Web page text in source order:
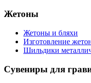
Жетоны
Жетоны и бляхи
Изготовление
Шильдики
Сувениры для